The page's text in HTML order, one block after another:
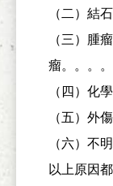
（二）結
（三）腫
瘤。。。。
（四）化
（五）外傷
（六）不
以上原因